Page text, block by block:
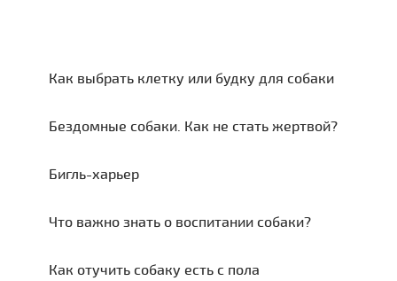
Как выбрать клетку или будку для собаки
Бездомные собаки. Как не стать жертвой?
Бигль-харьер
Что важно знать о воспитании собаки?
Как отучить собаку есть с пола